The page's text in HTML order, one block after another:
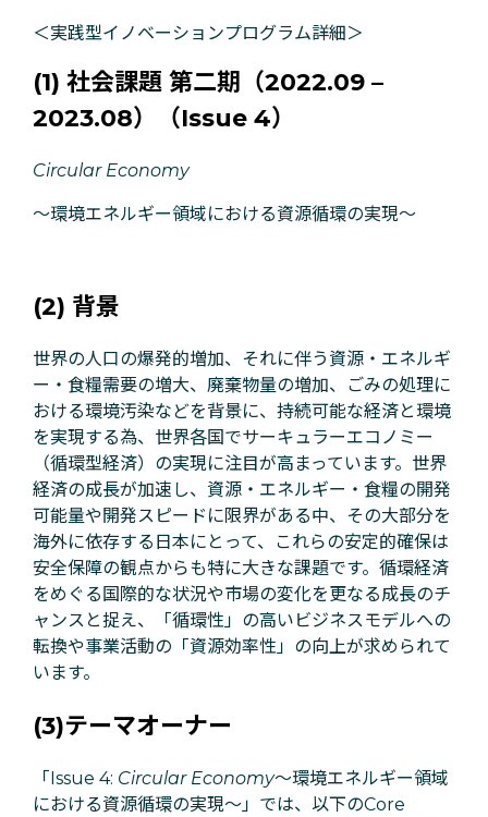
＜実践型イノベーションプログラム詳細＞
(1) 社会課題 第二期（2022.09 –
2023.08）（Issue 4）
Circular Economy
〜環境エネルギー領域における資源循環の実現～
(2) 背景
世界の人口の爆発的増加、それに伴う資源・エネルギ
ー・食糧需要の増大、廃棄物量の増加、ごみの処理に
おける環境汚染などを背景に、持続可能な経済と環境
を実現する為、世界各国でサーキュラーエコノミー
（循環型経済）の実現に注目が高まっています。世界
経済の成長が加速し、資源・エネルギー・食糧の開発
可能量や開発スピードに限界がある中、その大部分を
海外に依存する日本にとって、これらの安定的確保は
安全保障の観点からも特に大きな課題です。循環経済
をめぐる国際的な状況や市場の変化を更なる成長のチ
ャンスと捉え、「循環性」の高いビジネスモデルへの
転換や事業活動の「資源効率性」の向上が求められて
います。
(3)テーマオーナー
「Issue 4: Circular Economy〜環境エネルギー領域
における資源循環の実現～」では、以下のCore